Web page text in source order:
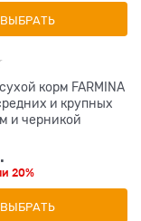
ВЫБРАТЬ
корм FARMINA
и крупных
и черникой
20%
ВЫБРАТЬ